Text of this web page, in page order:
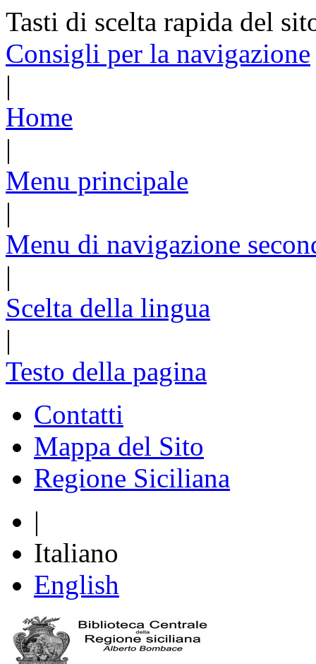
Tasti di scelta rapida del
Consigli per la navigazione
|
Home
|
Menu principale
|
Menu di navigazione
|
Scelta della lingua
|
Testo della pagina
Contatti
Mappa del Sito
Regione Siciliana
|
Italiano
English